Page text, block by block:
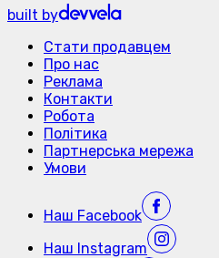
built by
Стати продавцем
Про нас
Реклама
Контакти
Робота
Політика
Партнерська мережа
Умови
Наш Facebook
Наш Instagram